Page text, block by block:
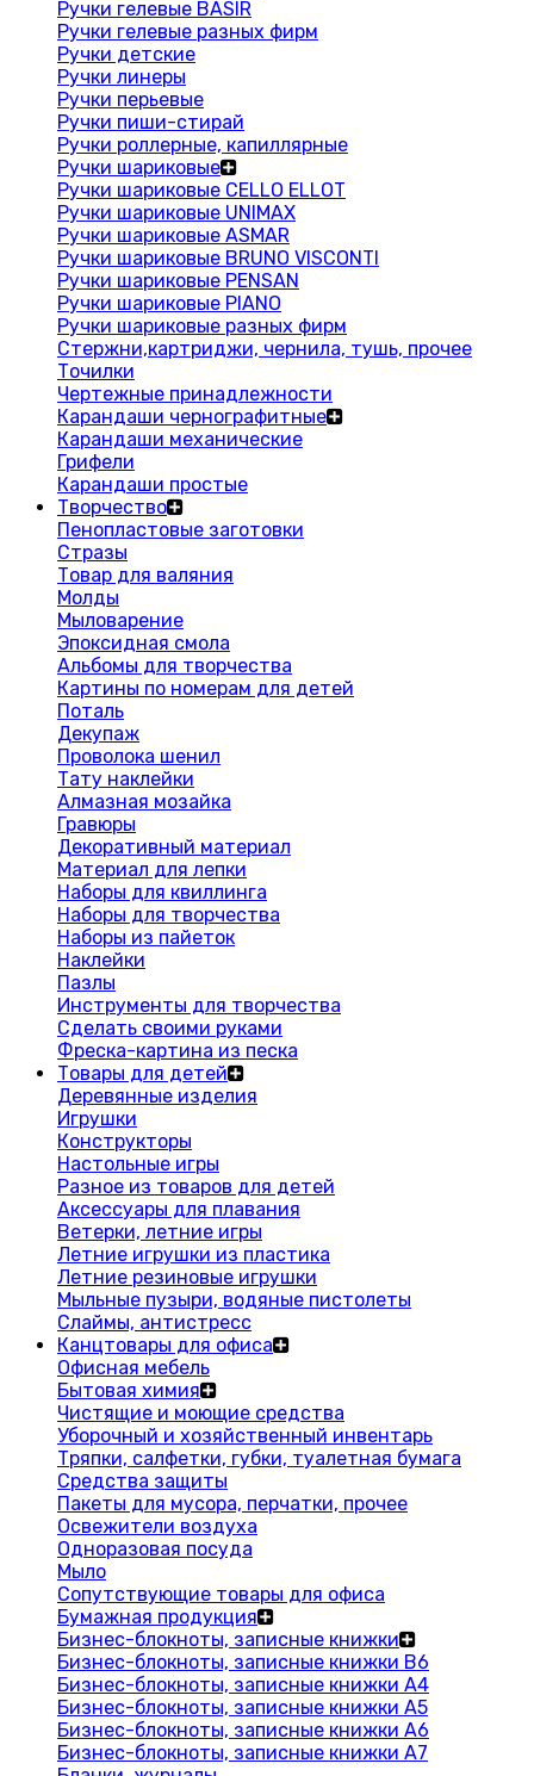
Ручки гелевые BASIR
Ручки гелевые разных фирм
Ручки детские
Ручки линеры
Ручки перьевые
Ручки пиши-стирай
Ручки роллерные, капиллярные
Ручки шариковые
Ручки шариковые CELLO ELLOT
Ручки шариковые UNIMAX
Ручки шариковые ASMAR
Ручки шариковые BRUNO VISCONTI
Ручки шариковые PENSAN
Ручки шариковые PIANO
Ручки шариковые разных фирм
Стержни,картриджи, чернила, тушь, прочее
Точилки
Чертежные принадлежности
Карандаши чернографитные
Карандаши механические
Грифели
Карандаши простые
Творчество
Пенопластовые заготовки
Стразы
Товар для валяния
Молды
Мыловарение
Эпоксидная смола
Альбомы для творчества
Картины по номерам для детей
Поталь
Декупаж
Проволока шенил
Тату наклейки
Алмазная мозайка
Гравюры
Декоративный материал
Материал для лепки
Наборы для квиллинга
Наборы для творчества
Наборы из пайеток
Наклейки
Пазлы
Инструменты для творчества
Сделать своими руками
Фреска-картина из песка
Товары для детей
Деревянные изделия
Игрушки
Конструкторы
Настольные игры
Разное из товаров для детей
Аксессуары для плавания
Ветерки, летние игры
Летние игрушки из пластика
Летние резиновые игрушки
Мыльные пузыри, водяные пистолеты
Слаймы, антистресс
Канцтовары для офиса
Офисная мебель
Бытовая химия
Чистящие и моющие средства
Уборочный и хозяйственный инвентарь
Тряпки, салфетки, губки, туалетная бумага
Средства защиты
Пакеты для мусора, перчатки, прочее
Освежители воздуха
Одноразовая посуда
Мыло
Сопутствующие товары для офиса
Бумажная продукция
Бизнес-блокноты, записные книжки
Бизнес-блокноты, записные книжки В6
Бизнес-блокноты, записные книжки A4
Бизнес-блокноты, записные книжки А5
Бизнес-блокноты, записные книжки А6
Бизнес-блокноты, записные книжки А7